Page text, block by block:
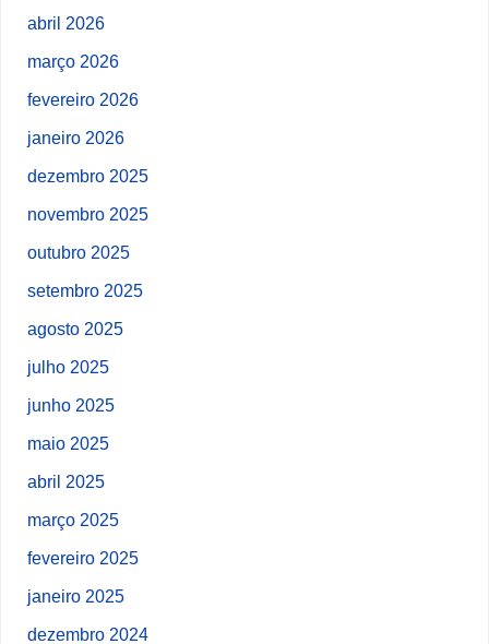
abril 2026
março 2026
fevereiro 2026
janeiro 2026
dezembro 2025
novembro 2025
outubro 2025
setembro 2025
agosto 2025
julho 2025
junho 2025
maio 2025
abril 2025
março 2025
fevereiro 2025
janeiro 2025
dezembro 2024